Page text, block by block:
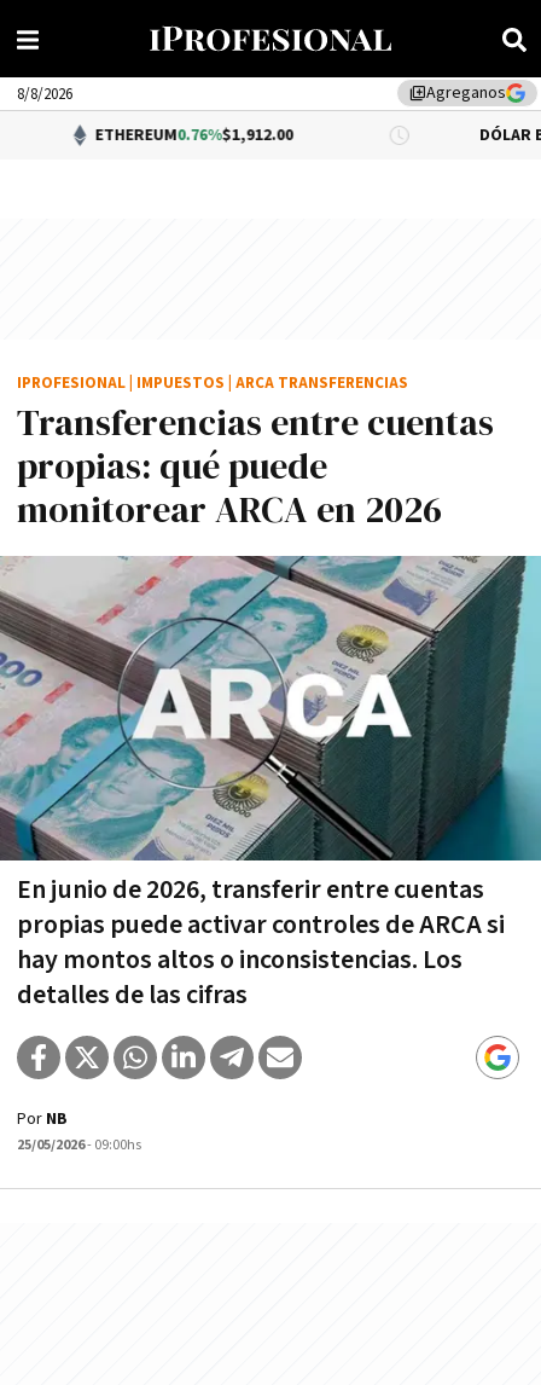
library_addAgreganos
8/8/2026
ETHEREUM0.76%$1,912.00 DÓLAR BNA 0.34%
Transferencias entre cuentas
propias: qué puede
monitorear ARCA en 2026
En junio de 2026, transferir entre cuentas
propias puede activar controles de ARCA si
hay montos altos o inconsistencias. Los
detalles de las cifras
IPROFESIONAL IMPUESTOS ARCA TRANSFERENCIAS
Por NB
25/05/2026- 09:00hs